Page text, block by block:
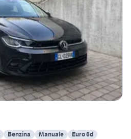
Benzina Manuale Euro 6d